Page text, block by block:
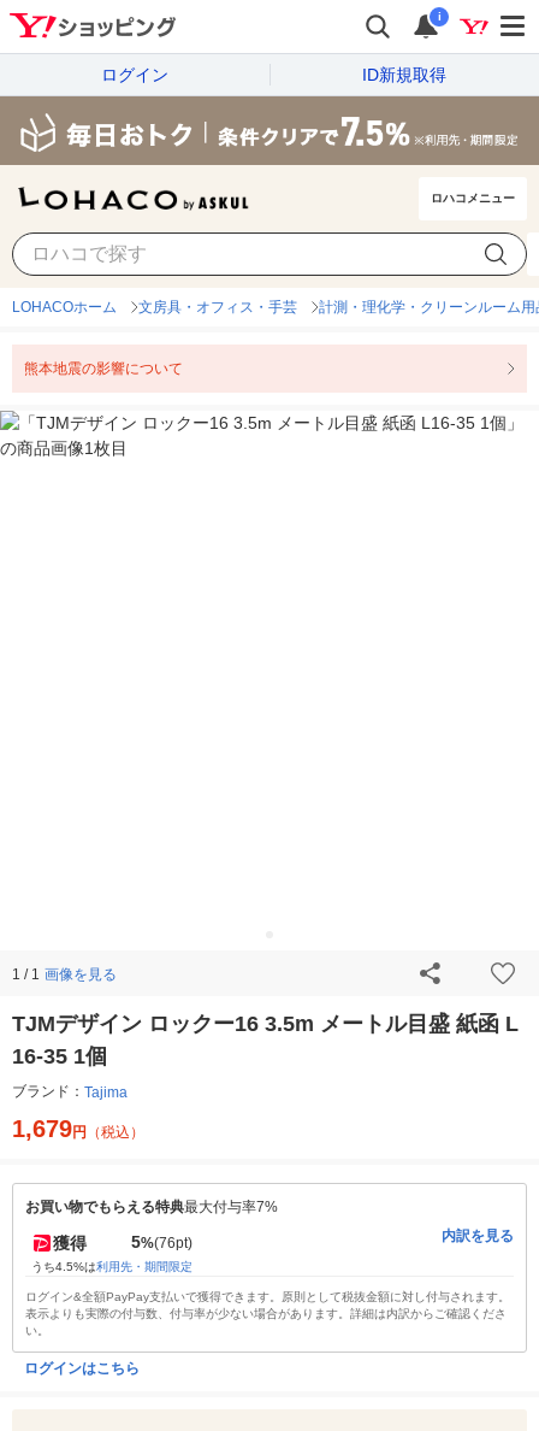
i
ログイン ID新規取得
ロハコメニュー
LOHACOホーム 文房具・オフィス・手芸 計測・理化学・クリーンルーム用
熊本地震の影響について
1 / 1 画像を見る
TJMデザイン ロックー16 3.5m メートル目盛 紙函 L
16-35 1個
ブランド： Tajima
1,679円 （税込）
お買い物でもらえる特典最大付与率7%
獲得 5%(76pt)
うち4.5%は利用先・期間限定
内訳を見る
ログイン&全額PayPay支払いで獲得できます。原則として税抜金額に対し付与されます。
表示よりも実際の付与数、付与率が少ない場合があります。詳細は内訳からご確認くださ
い。
ログインはこちら